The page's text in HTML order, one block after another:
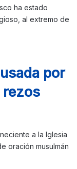
ha estado
al extremo de
por
rezos
a la Iglesia
oración musulmán